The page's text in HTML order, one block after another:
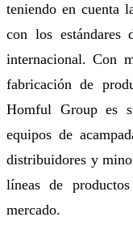
teniendo en cuenta
con los estándares
internacional. Con
fabricación de
Homful Group es
equipos de
distribuidores y
líneas de
mercado.